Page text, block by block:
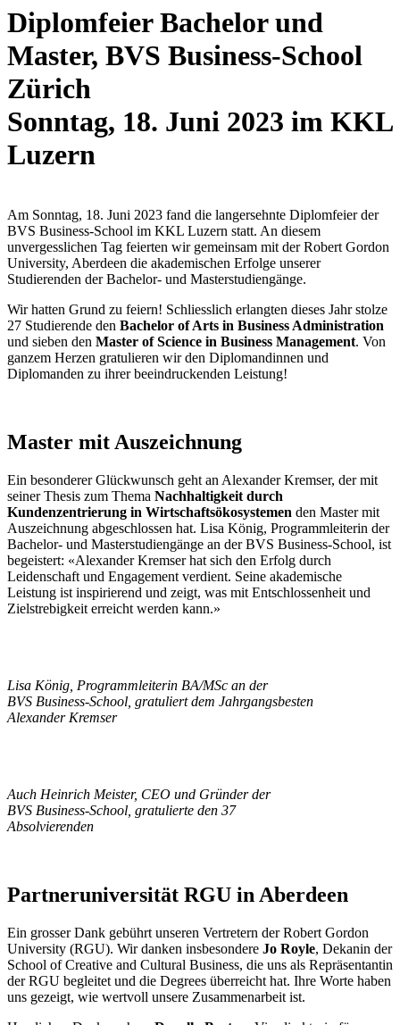
Diplomfeier Bachelor und
Master, BVS Business-School
Zürich
Sonntag, 18. Juni 2023 im KKL
Luzern
Am Sonntag, 18. Juni 2023 fand die langersehnte Diplomfeier der
BVS Business-School im KKL Luzern statt. An diesem
unvergesslichen Tag feierten wir gemeinsam mit der Robert Gordon
University, Aberdeen die akademischen Erfolge unserer
Studierenden der Bachelor- und Masterstudiengänge.
Wir hatten Grund zu feiern! Schliesslich erlangten dieses Jahr stolze
27 Studierende den Bachelor of Arts in Business Administration
und sieben den Master of Science in Business Management. Von
ganzem Herzen gratulieren wir den Diplomandinnen und
Diplomanden zu ihrer beeindruckenden Leistung!
Master mit Auszeichnung
Ein besonderer Glückwunsch geht an Alexander Kremser, der mit
seiner Thesis zum Thema Nachhaltigkeit durch
Kundenzentrierung in Wirtschaftsökosystemen den Master mit
Auszeichnung abgeschlossen hat. Lisa König, Programmleiterin der
Bachelor- und Masterstudiengänge an der BVS Business-School, ist
begeistert: «Alexander Kremser hat sich den Erfolg durch
Leidenschaft und Engagement verdient. Seine akademische
Leistung ist inspirierend und zeigt, was mit Entschlossenheit und
Zielstrebigkeit erreicht werden kann.»
Lisa König, Programmleiterin BA/MSc an der
BVS Business-School, gratuliert dem Jahrgangsbesten
Alexander Kremser
Auch Heinrich Meister, CEO und Gründer der
BVS Business-School, gratulierte den 37
Absolvierenden
Partneruniversität RGU in Aberdeen
Ein grosser Dank gebührt unseren Vertretern der Robert Gordon
University (RGU). Wir danken insbesondere Jo Royle, Dekanin der
School of Creative and Cultural Business, die uns als Repräsentantin
der RGU begleitet und die Degrees überreicht hat. Ihre Worte haben
uns gezeigt, wie wertvoll unsere Zusammenarbeit ist.